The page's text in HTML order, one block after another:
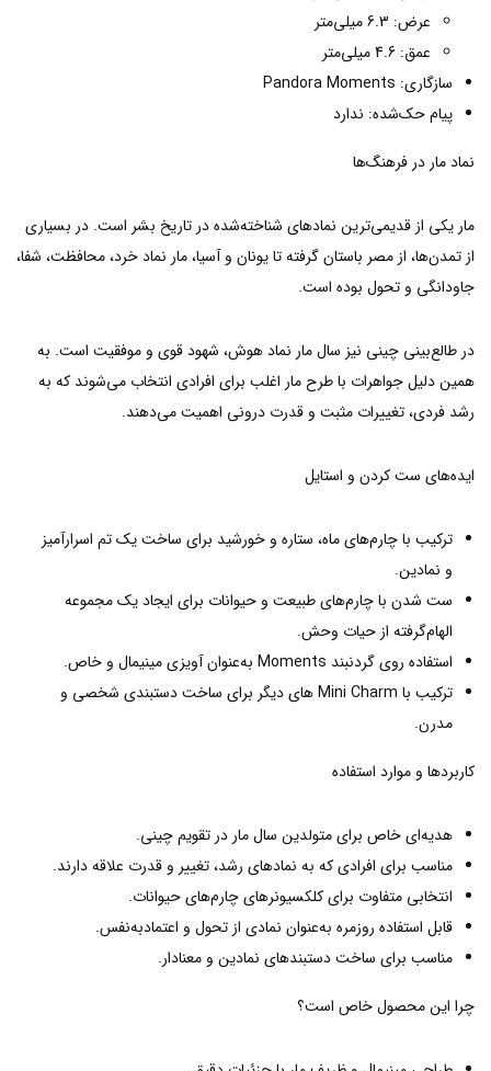
عرض: 6.3 میلی‌متر
عمق: 4.6 میلی‌متر
سازگاری: Pandora Moments
پیام حک‌شده: ندارد
نماد مار در فرهنگ‌ها
مار یکی از قدیمی‌ترین نمادهای شناخته‌شده در تاریخ بشر است. در بسیاری
از تمدن‌ها، از مصر باستان گرفته تا یونان و آسیا، مار نماد خرد، محافظت، شفا،
جاودانگی و تحول بوده است.
در طالع‌بینی چینی نیز سال مار نماد هوش، شهود قوی و موفقیت است. به
همین دلیل جواهرات با طرح مار اغلب برای افرادی انتخاب می‌شوند که به
رشد فردی، تغییرات مثبت و قدرت درونی اهمیت می‌دهند.
ایده‌های ست کردن و استایل
ترکیب با چارم‌های ماه، ستاره و خورشید برای ساخت یک تم اسرارآمیز
و نمادین.
ست شدن با چارم‌های طبیعت و حیوانات برای ایجاد یک مجموعه
الهام‌گرفته از حیات وحش.
استفاده روی گردنبند Moments به‌عنوان آویزی مینیمال و خاص.
ترکیب با Mini Charm های دیگر برای ساخت دستبندی شخصی و
مدرن.
کاربردها و موارد استفاده
هدیه‌ای خاص برای متولدین سال مار در تقویم چینی.
مناسب برای افرادی که به نمادهای رشد، تغییر و قدرت علاقه دارند.
انتخابی متفاوت برای کلکسیونرهای چارم‌های حیوانات.
قابل استفاده روزمره به‌عنوان نمادی از تحول و اعتمادبه‌نفس.
مناسب برای ساخت دستبندهای نمادین و معنادار.
چرا این محصول خاص است؟